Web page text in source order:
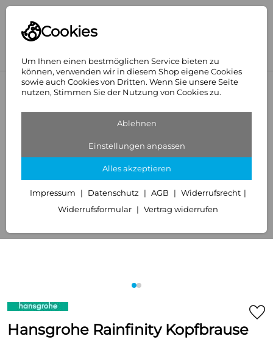
Cookies
Um Ihnen einen bestmöglichen Service bieten zu
können, verwenden wir in diesem Shop eigene Cookies
sowie auch Cookies von Dritten. Wenn Sie unsere Seite
nutzen, Stimmen Sie der Nutzung von Cookies zu.
Ablehnen
Einstellungen anpassen
Alles akzeptieren
Impressum Datenschutz AGB
Widerrufsrecht
Widerrufsformular
Vertrag widerrufen
Hansgrohe
Hansgrohe Rainfinity Kopfbrause